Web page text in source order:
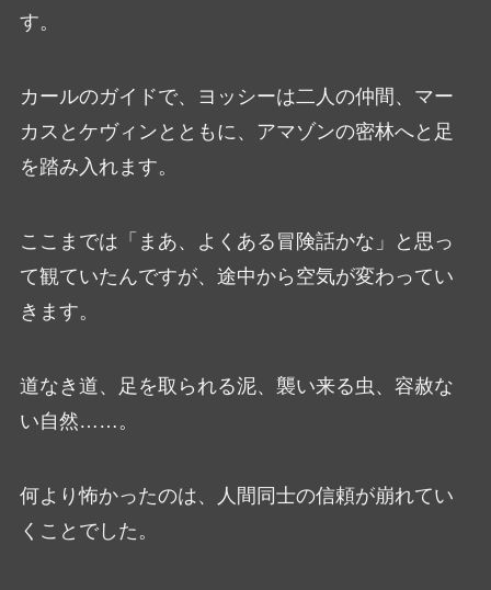
す。
カールのガイドで、ヨッシーは二人の仲間、マー
カスとケヴィンとともに、アマゾンの密林へと足
を踏み入れます。
ここまでは「まあ、よくある冒険話かな」と思っ
て観ていたんですが、途中から空気が変わってい
きます。
道なき道、足を取られる泥、襲い来る虫、容赦な
い自然……。
何より怖かったのは、人間同士の信頼が崩れてい
くことでした。